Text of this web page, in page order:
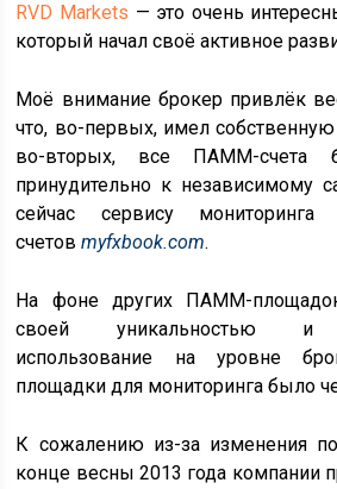
RVD Markets — это очень
который начал своё активное
Моё внимание брокер привлёк
что, во-первых, имел
во-вторых, все ПАММ-счета
принудительно к независимому
сейчас сервису
счетовmyfxbook.com.
На фоне других ПАММ-
своей уникальностью и
использование на уровне
площадки для мониторинга было
К сожалению из-за изменения
конце весны 2013 года компании